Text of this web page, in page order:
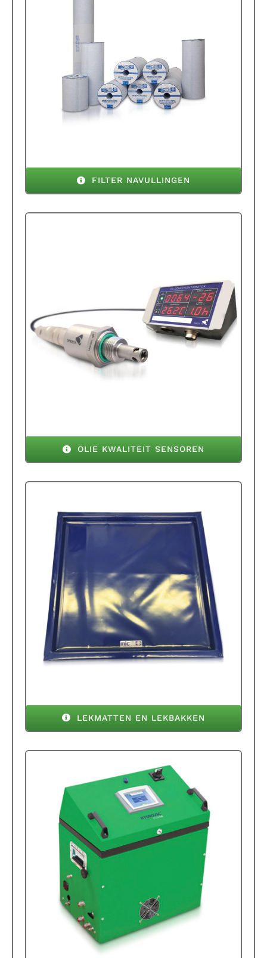
FILTER NAVULLINGEN
OLIE KWALITEIT SENSOREN
LEKMATTEN EN LEKBAKKEN